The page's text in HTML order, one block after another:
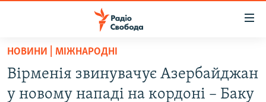
Перейти
основного
матеріалу
ВСЕ ЗА ДОБУ
НОВИНИ | МІЖНАРОДНІ
Вірменія звинувачує Азербайджан
у новому нападі на кордоні – Баку